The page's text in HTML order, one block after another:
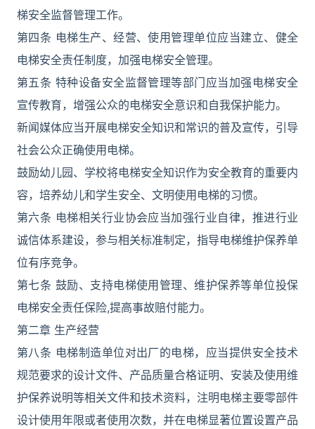
梯安全监督管理工作。
第四条 电梯生产、经营、使用管理单位应当建立、健全
电梯安全责任制度，加强电梯安全管理。
第五条 特种设备安全监督管理等部门应当加强电梯安全
宣传教育，增强公众的电梯安全意识和自我保护能力。
新闻媒体应当开展电梯安全知识和常识的普及宣传，引导
社会公众正确使用电梯。
鼓励幼儿园、学校将电梯安全知识作为安全教育的重要内
容，培养幼儿和学生安全、文明使用电梯的习惯。
第六条 电梯相关行业协会应当加强行业自律，推进行业
诚信体系建设，参与相关标准制定，指导电梯维护保养单
位有序竞争。
第七条 鼓励、支持电梯使用管理、维护保养等单位投保
电梯安全责任保险,提高事故赔付能力。
第二章 生产经营
第八条 电梯制造单位对出厂的电梯，应当提供安全技术
规范要求的设计文件、产品质量合格证明、安装及使用维
护保养说明等相关文件和技术资料，注明电梯主要零部件
设计使用年限或者使用次数，并在电梯显著位置设置产品